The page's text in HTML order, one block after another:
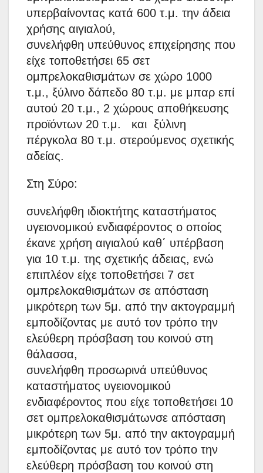
υπερβαίνοντας κατά 600 τ.μ. την άδεια
χρήσης αιγιαλού,
συνελήφθη υπεύθυνος επιχείρησης που
είχε τοποθετήσει 65 σετ
ομπρελοκαθισμάτων σε χώρο 1000
τ.μ., ξύλινο δάπεδο 80 τ.μ. με μπαρ επί
αυτού 20 τ.μ., 2 χώρους αποθήκευσης
προϊόντων 20 τ.μ. και ξύλινη
πέργκολα 80 τ.μ. στερούμενος σχετικής
αδείας.
Στη Σύρο:
συνελήφθη ιδιοκτήτης καταστήματος
υγειονομικού ενδιαφέροντος ο οποίος
έκανε χρήση αιγιαλού καθ΄ υπέρβαση
για 10 τ.μ. της σχετικής άδειας, ενώ
επιπλέον είχε τοποθετήσει 7 σετ
ομπρελοκαθισμάτων σε απόσταση
μικρότερη των 5μ. από την ακτογραμμή
εμποδίζοντας με αυτό τον τρόπο την
ελεύθερη πρόσβαση του κοινού στη
θάλασσα,
συνελήφθη προσωρινά υπεύθυνος
καταστήματος υγειονομικού
ενδιαφέροντος που είχε τοποθετήσει 10
σετ ομπρελοκαθισμάτωνσε απόσταση
μικρότερη των 5μ. από την ακτογραμμή
εμποδίζοντας με αυτό τον τρόπο την
ελεύθερη πρόσβαση του κοινού στη